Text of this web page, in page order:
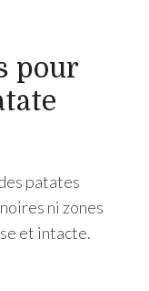
pour
patates
ni zones
et intacte.